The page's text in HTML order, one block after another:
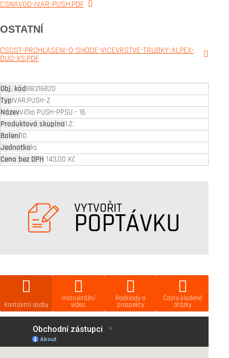
CSNAVOD-IVAR-PUSH.PDF
OSTATNÍ
CSOST-PROHLASENI-O-SHODE-VICEVRSTVE-TRUBKY-ALPEX-
DUO-XS.PDF
88316820
IVAR.PUSH-Z
Víčko PUSH-PPSU - 16
1.2.
10
ks
143,00 Kč
VYTVOŘIT
POPTÁVKU
Kontaktní osoby
Instruktážní
videa
Podklady a
prospekty
Často kladené
otázky